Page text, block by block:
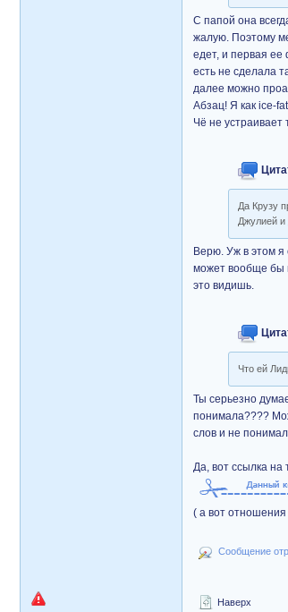
С папой она
жалую. Поэтому
едет, и первая ее
есть не сделала
далее можно
Абзац! Я как ice-
Чё не устраивает
Да Крузу
Джулией и
Верю. Уж в этом я
может вообще бы
это видишь.
Что ей
Ты серьезно
понимала????
слов и не
Да, вот ссылка
( а вот
Сообщение
Наверх